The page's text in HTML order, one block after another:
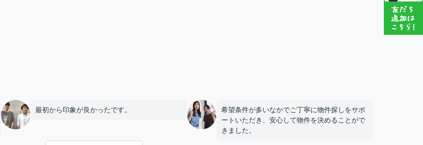
最初から印象が良かったです。
希望条件が多いなかでご丁寧に物件探しをサポ
ートいただき、安心して物件を決めることがで
きました。